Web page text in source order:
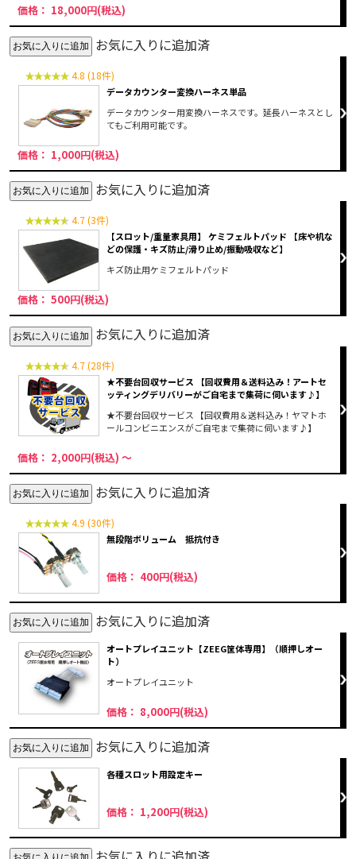
価格： 18,000円(税込)
お気に入りに追加済
4.8 (18件)
データカウンター変換ハーネス単品
データカウンター用変換ハーネスです。延長ハーネスとし
てもご利用可能です。
価格： 1,000円(税込)
お気に入りに追加済
4.7 (3件)
【スロット/重量家具用】 ケミフェルトパッド 【床や机な
どの保護・キズ防止/滑り止め/振動吸収など】
キズ防止用ケミフェルトパッド
価格： 500円(税込)
お気に入りに追加済
4.7 (28件)
★不要台回収サービス 【回収費用＆送料込み！アートセ
ッティングデリバリーがご自宅まで集荷に伺います♪】
★不要台回収サービス 【回収費用＆送料込み！ヤマトホ
ールコンビニエンスがご自宅まで集荷に伺います♪】
価格： 2,000円(税込) ～
お気に入りに追加済
4.9 (30件)
無段階ボリューム 抵抗付き
価格： 400円(税込)
お気に入りに追加済
オートプレイユニット【ZEEG筐体専用】（順押しオー
ト）
オートプレイユニット
価格： 8,000円(税込)
お気に入りに追加済
各種スロット用設定キー
価格： 1,200円(税込)